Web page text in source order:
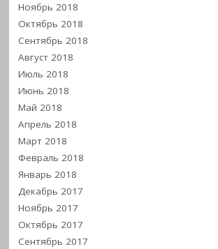
Ноябрь 2018
Октябрь 2018
Сентябрь 2018
Август 2018
Июль 2018
Июнь 2018
Май 2018
Апрель 2018
Март 2018
Февраль 2018
Январь 2018
Декабрь 2017
Ноябрь 2017
Октябрь 2017
Сентябрь 2017